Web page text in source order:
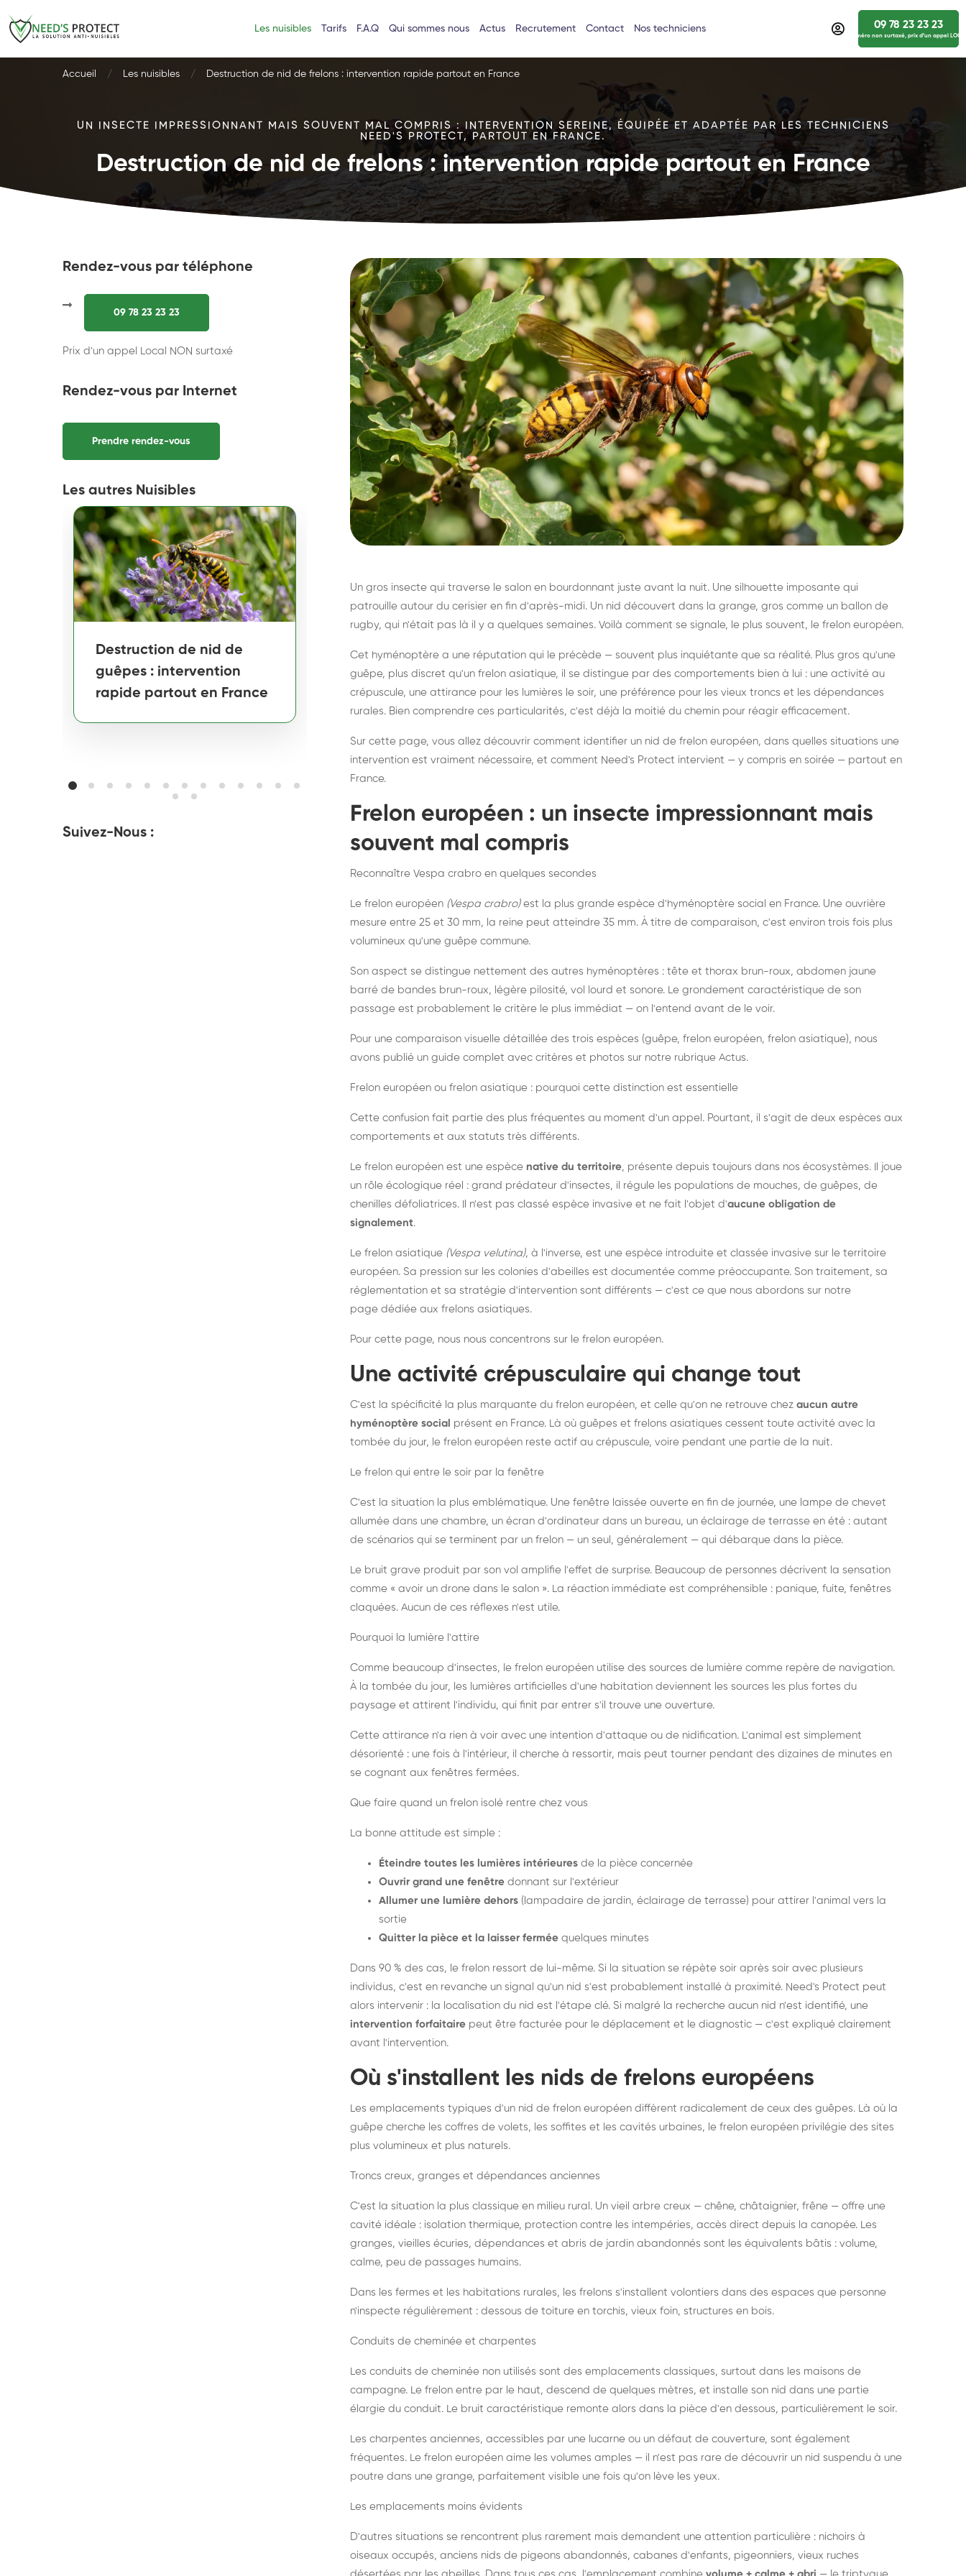
Les nuisibles Tarifs F.A.Q Qui sommes nous Actus Recrutement Contact Nos techniciens 09 78 23 23 23
numéro non surtaxé, prix d’un appel
Accueil Les nuisibles Destruction de nid de frelons : intervention rapide partout en France
UN INSECTE IMPRESSIONNANT MAIS SOUVENT MAL COMPRIS : INTERVENTION SEREINE, ÉQUIPÉE ET ADAPTÉE PAR LES TECHNICIENS
NEED'S PROTECT, PARTOUT EN FRANCE.
Destruction de nid de frelons : intervention rapide partout en France
Rendez-vous par téléphone
09 78 23 23 23
Prix d'un appel Local NON surtaxé
Rendez-vous par Internet
Prendre rendez-vous
Les autres Nuisibles
Destruction de nid de
guêpes : intervention
rapide partout en France
Destruction de nid de
frelons asiatiques :
intervention partout en
France
Dératisation : éliminer
durablement rats et
souris, partout en France
Suivez-Nous :
Un gros insecte qui traverse le salon en bourdonnant juste avant la nuit. Une silhouette imposante qui
patrouille autour du cerisier en fin d'après-midi. Un nid découvert dans la grange, gros comme un ballon de
rugby, qui n'était pas là il y a quelques semaines. Voilà comment se signale, le plus souvent, le frelon européen.
Cet hyménoptère a une réputation qui le précède — souvent plus inquiétante que sa réalité. Plus gros qu'une
guêpe, plus discret qu'un frelon asiatique, il se distingue par des comportements bien à lui : une activité au
crépuscule, une attirance pour les lumières le soir, une préférence pour les vieux troncs et les dépendances
rurales. Bien comprendre ces particularités, c'est déjà la moitié du chemin pour réagir efficacement.
Sur cette page, vous allez découvrir comment identifier un nid de frelon européen, dans quelles situations une
intervention est vraiment nécessaire, et comment Need's Protect intervient — y compris en soirée — partout en
France.
Frelon européen : un insecte impressionnant mais
souvent mal compris
Reconnaître Vespa crabro en quelques secondes
Le frelon européen (Vespa crabro)est la plus grande espèce d'hyménoptère social en France. Une ouvrière
mesure entre 25 et 30 mm, la reine peut atteindre 35 mm. À titre de comparaison, c'est environ trois fois plus
volumineux qu'une guêpe commune.
Son aspect se distingue nettement des autres hyménoptères : tête et thorax brun-roux, abdomen jaune
barré de bandes brun-roux, légère pilosité, vol lourd et sonore. Le grondement caractéristique de son
passage est probablement le critère le plus immédiat — on l'entend avant de le voir.
Pour une comparaison visuelle détaillée des trois espèces (guêpe, frelon européen, frelon asiatique), nous
avons publié un guide complet avec critères et photos sur notre rubrique Actus.
Frelon européen ou frelon asiatique : pourquoi cette distinction est essentielle
Cette confusion fait partie des plus fréquentes au moment d'un appel. Pourtant, il s'agit de deux espèces aux
comportements et aux statuts très différents.
Le frelon européen est une espèce native du territoire, présente depuis toujours dans nos écosystèmes. Il joue
un rôle écologique réel : grand prédateur d'insectes, il régule les populations de mouches, de guêpes, de
chenilles défoliatrices. Il n'est pas classé espèce invasive et ne fait l'objet d'aucune obligation de
signalement.
Le frelon asiatique (Vespa velutina), à l'inverse, est une espèce introduite et classée invasive sur le territoire
européen. Sa pression sur les colonies d'abeilles est documentée comme préoccupante. Son traitement, sa
réglementation et sa stratégie d'intervention sont différents — c'est ce que nous abordons sur notre
page dédiée aux frelons asiatiques.
Pour cette page, nous nous concentrons sur le frelon européen.
Une activité crépusculaire qui change tout
C'est la spécificité la plus marquante du frelon européen, et celle qu'on ne retrouve chez aucun autre
hyménoptère social présent en France. Là où guêpes et frelons asiatiques cessent toute activité avec la
tombée du jour, le frelon européen reste actif au crépuscule, voire pendant une partie de la nuit.
Le frelon qui entre le soir par la fenêtre
C'est la situation la plus emblématique. Une fenêtre laissée ouverte en fin de journée, une lampe de chevet
allumée dans une chambre, un écran d'ordinateur dans un bureau, un éclairage de terrasse en été : autant
de scénarios qui se terminent par un frelon — un seul, généralement — qui débarque dans la pièce.
Le bruit grave produit par son vol amplifie l'effet de surprise. Beaucoup de personnes décrivent la sensation
comme « avoir un drone dans le salon ». La réaction immédiate est compréhensible : panique, fuite, fenêtres
claquées. Aucun de ces réflexes n'est utile.
Pourquoi la lumière l'attire
Comme beaucoup d'insectes, le frelon européen utilise des sources de lumière comme repère de navigation.
À la tombée du jour, les lumières artificielles d'une habitation deviennent les sources les plus fortes du
paysage et attirent l'individu, qui finit par entrer s'il trouve une ouverture.
Cette attirance n'a rien à voir avec une intention d'attaque ou de nidification. L'animal est simplement
désorienté : une fois à l'intérieur, il cherche à ressortir, mais peut tourner pendant des dizaines de minutes en
se cognant aux fenêtres fermées.
Que faire quand un frelon isolé rentre chez vous
La bonne attitude est simple :
Éteindre toutes les lumières intérieures de la pièce concernée
Ouvrir grand une fenêtre donnant sur l'extérieur
Allumer une lumière dehors (lampadaire de jardin, éclairage de terrasse) pour attirer l'animal vers la
sortie
Quitter la pièce et la laisser fermée quelques minutes
Dans 90 % des cas, le frelon ressort de lui-même. Si la situation se répète soir après soir avec plusieurs
individus, c'est en revanche un signal qu'un nid s'est probablement installé à proximité. Need's Protect peut
alors intervenir : la localisation du nid est l'étape clé. Si malgré la recherche aucun nid n'est identifié, une
intervention forfaitaire peut être facturée pour le déplacement et le diagnostic — c'est expliqué clairement
avant l'intervention.
Où s'installent les nids de frelons européens
Les emplacements typiques d'un nid de frelon européen diffèrent radicalement de ceux des guêpes. Là où la
guêpe cherche les coffres de volets, les soffites et les cavités urbaines, le frelon européen privilégie des sites
plus volumineux et plus naturels.
Troncs creux, granges et dépendances anciennes
C'est la situation la plus classique en milieu rural. Un vieil arbre creux — chêne, châtaignier, frêne — offre une
cavité idéale : isolation thermique, protection contre les intempéries, accès direct depuis la canopée. Les
granges, vieilles écuries, dépendances et abris de jardin abandonnés sont les équivalents bâtis : volume,
calme, peu de passages humains.
Dans les fermes et les habitations rurales, les frelons s'installent volontiers dans des espaces que personne
n'inspecte régulièrement : dessous de toiture en torchis, vieux foin, structures en bois.
Conduits de cheminée et charpentes
Les conduits de cheminée non utilisés sont des emplacements classiques, surtout dans les maisons de
campagne. Le frelon entre par le haut, descend de quelques mètres, et installe son nid dans une partie
élargie du conduit. Le bruit caractéristique remonte alors dans la pièce d'en dessous, particulièrement le soir.
Les charpentes anciennes, accessibles par une lucarne ou un défaut de couverture, sont également
fréquentes. Le frelon européen aime les volumes amples — il n'est pas rare de découvrir un nid suspendu à une
poutre dans une grange, parfaitement visible une fois qu'on lève les yeux.
Les emplacements moins évidents
D'autres situations se rencontrent plus rarement mais demandent une attention particulière : nichoirs à
oiseaux occupés, anciens nids de pigeons abandonnés, cabanes d'enfants, pigeonniers, vieux ruches